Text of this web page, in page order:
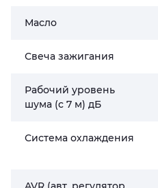
Масло
Свеча зажигания
Рабочий уровень
шума (c 7 м) дБ
Система охлаждения